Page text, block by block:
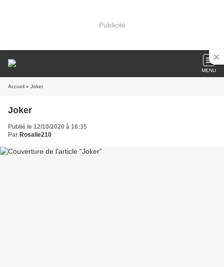
Publicité
MENU
Accueil » Joker
Joker
Publié le 12/10/2020 à 16:35
Par Rosalie210